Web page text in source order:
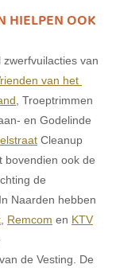
HIELPEN OOK
van
van het
, Troeptrimmen
en Godelinde
Cleanup
bovendien ook de
de
Naarden hebben
Remcom en KTV
de Vesting. De